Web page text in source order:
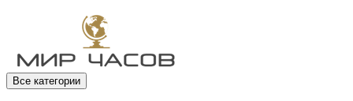
Все категории